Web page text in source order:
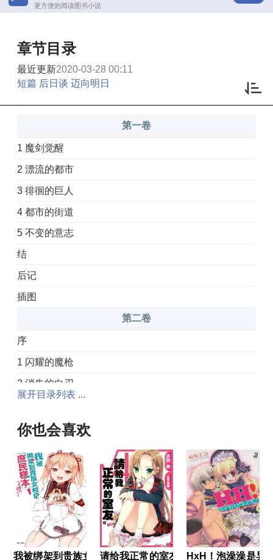
更方便的阅读图书小说
章节目录
最近更新2020-03-28 00:11
短篇 后日谈 迈向明日
第一卷
1 魔剑觉醒
2 漂流的都市
3 徘徊的巨人
4 都市的街道
5 不变的意志
结
后记
插图
第二卷
序
1 闪耀的魔枪
2 消失的白刃
4 微笑的妖精
结
后记
插图
第三卷
序章
展开目录列表 ...
你也会喜欢
我被绑架到贵族女校当「庶民样本」
请给我正常的室友 HxH！泡澡澡是异